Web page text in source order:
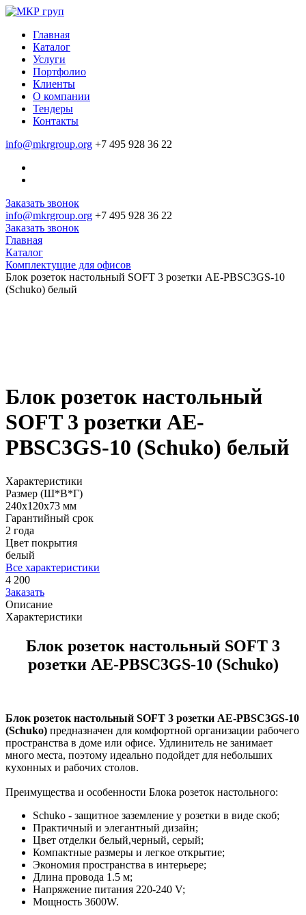
Главная
Каталог
Услуги
Портфолио
Клиенты
О компании
Тендеры
Контакты
info@mkrgroup.org +7 495 928 36 22
Заказать звонок
info@mkrgroup.org +7 495 928 36 22
Заказать звонок
Главная
Каталог
Комплектущие для офисов
Блок розеток настольный SOFT 3 розетки AE-PBSC3GS-10
(Schuko) белый
Блок розеток настольный
SOFT 3 розетки AE-
PBSC3GS-10 (Schuko) белый
Характеристики
Размер (Ш*В*Г)
240х120х73 мм
Гарантийный срок
2 года
Цвет покрытия
белый
Все характеристики
4 200
Заказать
Описание
Характеристики
Блок розеток настольный SOFT 3
розетки AE-PBSC3GS-10 (Schuko)
Блок розеток настольный SOFT 3 розетки AE-PBSC3GS-10
(Schuko) предназначен для комфортной организации рабочего
пространства в доме или офисе. Удлинитель не занимает
много места, поэтому идеально подойдет для небольших
кухонных и рабочих столов.
Преимущества и особенности Блока розеток настольного:
Schuko - защитное заземление у розетки в виде скоб;
Практичный и элегантный дизайн;
Цвет отделки белый,черный, серый;
Компактные размеры и легкое открытие;
Экономия пространства в интерьере;
Длина провода 1.5 м;
Напряжение питания 220-240 V;
Мощность 3600W.